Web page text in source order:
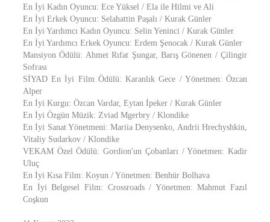
En İyi Kadın Oyuncu: Ece Yüksel / Ela ile Hilmi ve Ali
En İyi Erkek Oyuncu: Selahattin Paşalı / Kurak Günler
En İyi Yardımcı Kadın Oyuncu: Selin Yeninci / Kurak Günler
En İyi Yardımcı Erkek Oyuncu: Erdem Şenocak / Kurak Günler
Mansiyon Ödülü: Ahmet Rıfat Şungar, Barış Gönenen / Çilingir
Sofrası
SİYAD En İyi Film Ödülü: Karanlık Gece / Yönetmen: Özcan
Alper
En İyi Kurgu: Özcan Vardar, Eytan İpeker / Kurak Günler
En İyi Özgün Müzik: Zviad Mgerbry / Klondike
En İyi Sanat Yönetmeni: Mariia Denysenko, Andrii Hrechyshkin,
Vitaliy Sudarkov / Klondike
VEKAM Özel Ödülü: Gordion'un Çobanları / Yönetmen: Kadir
Uluç
En İyi Kısa Film: Koyun / Yönetmen: Benhür Bolhava
En İyi Belgesel Film: Crossroads / Yönetmen: Mahmut Fazıl
Coşkun